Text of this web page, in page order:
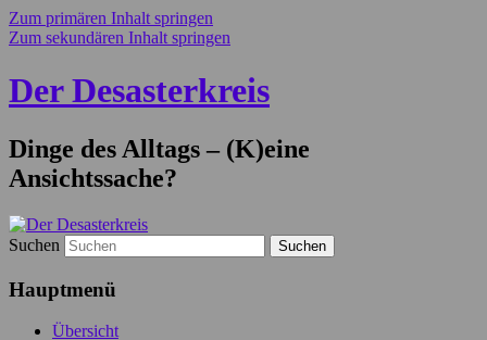
Zum primären Inhalt springen
Zum sekundären Inhalt springen
Der Desasterkreis
Dinge des Alltags – (K)eine
Ansichtssache?
Suchen
Hauptmenü
Übersicht